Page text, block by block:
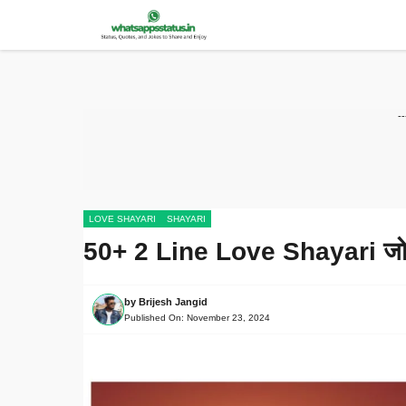
LOVE SHAYARI SHAYARI
50+ 2 Line Love Shayari जो
by Brijesh Jangid
Published On: November 23, 2024